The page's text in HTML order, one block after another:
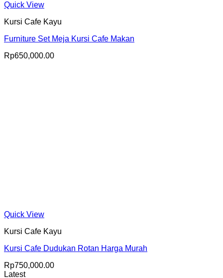
Quick View
Kursi Cafe Kayu
Furniture Set Meja Kursi Cafe Makan
Rp650,000.00
Quick View
Kursi Cafe Kayu
Kursi Cafe Dudukan Rotan Harga Murah
Rp750,000.00
Latest